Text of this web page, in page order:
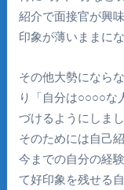
紹介で面接官が興
印象が薄いままに
その他大勢になら
り「自分は○○○○な
づけるようにしまし
そのためには自己
今までの自分の経
て好印象を残せる